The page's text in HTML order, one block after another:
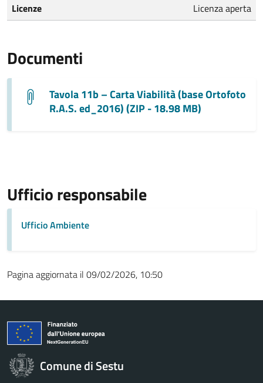
Licenze Licenza aperta
Documenti
Tavola 11b – Carta Viabilità (base Ortofoto
R.A.S. ed_2016) (ZIP - 18.98 MB)
Ufficio responsabile
Ufficio Ambiente
Pagina aggiornata il 09/02/2026, 10:50
Comune di Sestu